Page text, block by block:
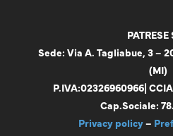
PATRESE
Sede: Via A. Tagliabue, 3 –
(MI)
P.IVA:02326960966|
Cap.Sociale:
Privacy policy–